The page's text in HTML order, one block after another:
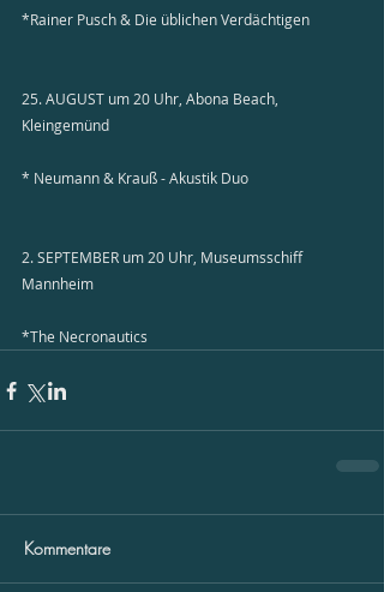
*Rainer Pusch & Die üblichen Verdächtigen
25. AUGUST um 20 Uhr, Abona Beach,
Kleingemünd
* Neumann & Krauß - Akustik Duo
2. SEPTEMBER um 20 Uhr, Museumsschiff
Mannheim
*The Necronautics
Kommentare